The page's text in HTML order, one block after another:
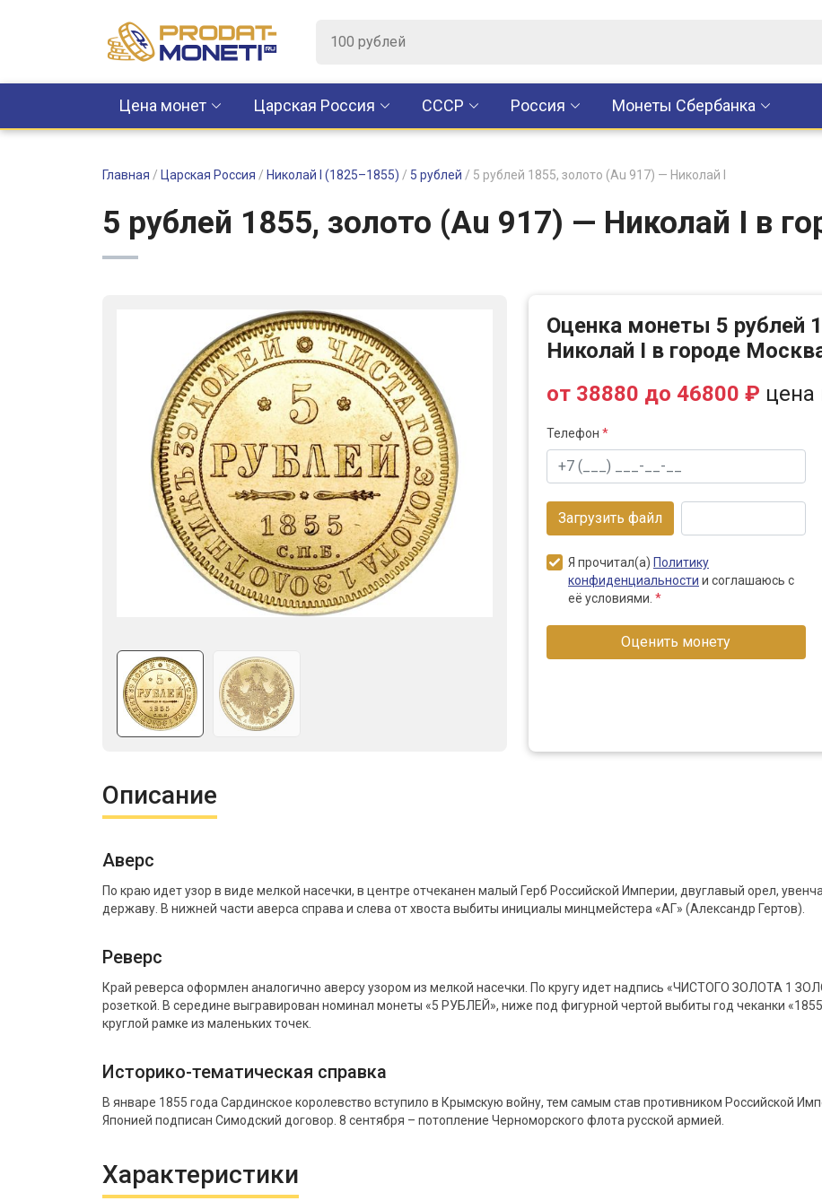
Цена монет Царская Россия CCCР Россия Монеты Сбербанка
Главная / Царская Россия / Николай I (1825–1855) / 5 рублей / 5 рублей 1855, золото (Au 917) — Николай I
5 рублей 1855, золото (Au 917) — Николай I в
Оценка монеты 5 рублей
Николай I в городе
от 38880 до 46800 ₽ цена
Телефон *
Загрузить файл
Я прочитал(а) Политику
конфиденциальности и соглашаюсь с
её условиями. *
Оценить монету
Описание
Аверс
По краю идет узор в виде мелкой насечки, в центре отчеканен малый Герб Российской Империи, двуглавый орел,
державу. В нижней части аверса справа и слева от хвоста выбиты инициалы минцмейстера «АГ» (Александр Гертов).
Реверс
Край реверса оформлен аналогично аверсу узором из мелкой насечки. По кругу идет надпись «ЧИСТОГО ЗОЛОТА 1
розеткой. В середине выгравирован номинал монеты «5 РУБЛЕЙ», ниже под фигурной чертой выбиты год чеканки
круглой рамке из маленьких точек.
Историко-тематическая справка
В январе 1855 года Сардинское королевство вступило в Крымскую войну, тем самым став противником Российской
Японией подписан Симодский договор. 8 сентября – потопление Черноморского флота русской армией.
Характеристики